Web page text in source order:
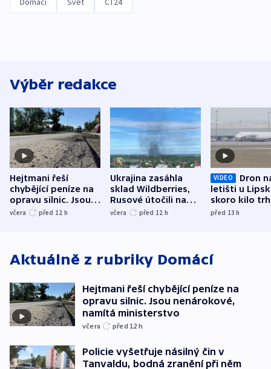
Výběr redakce
Hejtmani řeší
chybějící peníze na
opravu silnic. Jsou
nenárokové, namítá
včera před 12 h
Ukrajina zasáhla
sklad Wildberries,
Rusové útočili na
trh, hasiče či
včera před 12 h
VIDEO
Dron
letišti u
skoro kilo
indicie
před 13h
Aktuálně z rubriky Domácí
Hejtmani řeší chybějící peníze na
opravu silnic. Jsou nenárokové,
namítá ministerstvo
včera před 12 h
Policie vyšetřuje násilný čin v
Tanvaldu, bodná zranění při něm